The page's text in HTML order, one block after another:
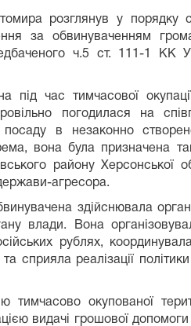
розглянув у порядку
за обвинуваченням
ч.5 ст. 111-1 КК
час тимчасової
погодилася на
посаду в незаконно
вона була призначена
району Херсонської
держави-агресора.
здійснювала
влади. Вона
рублях,
сприяла реалізації
окупованої
видачі грошової допомоги